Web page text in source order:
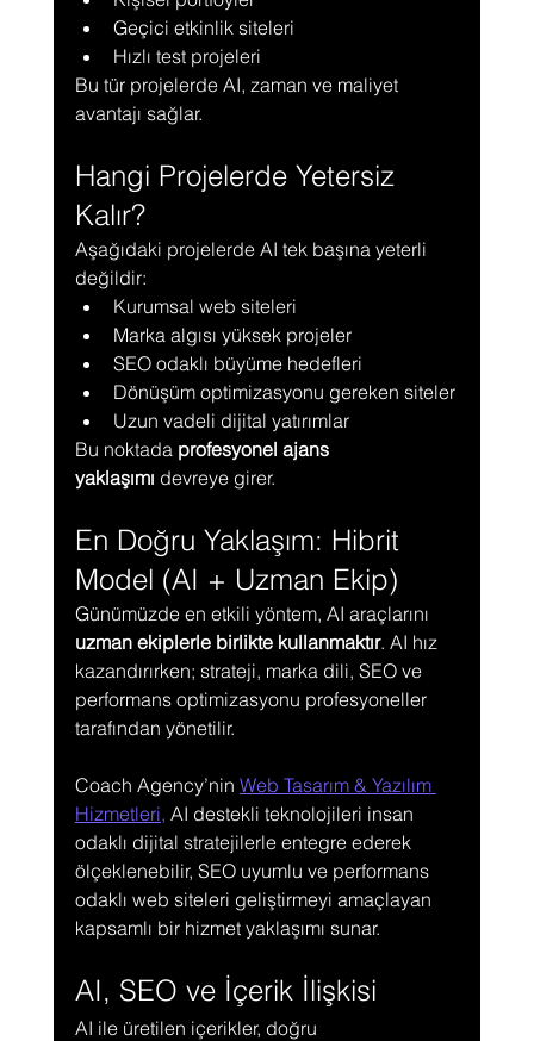
Geçici etkinlik siteleri
Hızlı test projeleri
Bu tür projelerde AI, zaman ve maliyet
avantajı sağlar.
Hangi Projelerde Yetersiz
Kalır?
Aşağıdaki projelerde AI tek başına yeterli
değildir:
Kurumsal web siteleri
Marka algısı yüksek projeler
SEO odaklı büyüme hedefleri
Dönüşüm optimizasyonu gereken siteler
Uzun vadeli dijital yatırımlar
Bu noktada profesyonel ajans
yaklaşımı devreye girer.
En Doğru Yaklaşım: Hibrit
Model (AI + Uzman Ekip)
Günümüzde en etkili yöntem, AI araçlarını
uzman ekiplerle birlikte kullanmaktır. AI hız
kazandırırken; strateji, marka dili, SEO ve
performans optimizasyonu profesyoneller
tarafından yönetilir.
Coach Agency’nin Web Tasarım & Yazılım
Hizmetleri, AI destekli teknolojileri insan
odaklı dijital stratejilerle entegre ederek
ölçeklenebilir, SEO uyumlu ve performans
odaklı web siteleri geliştirmeyi amaçlayan
kapsamlı bir hizmet yaklaşımı sunar.
AI, SEO ve İçerik İlişkisi
AI ile üretilen içerikler, doğru